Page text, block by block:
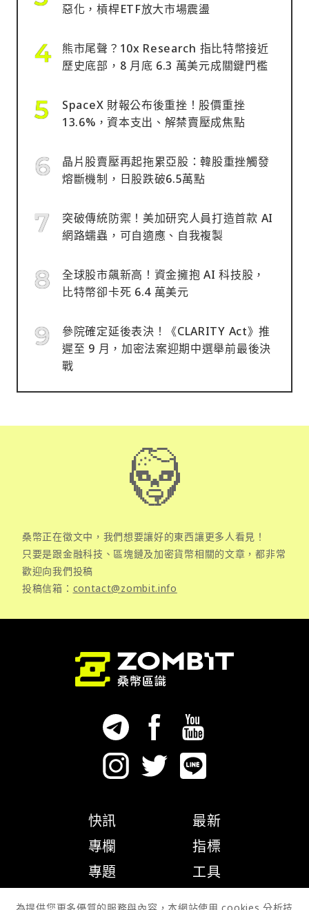
惡化，槓桿ETF放大市場震盪
熊市尾聲？10x Research 指比特幣接近
歷史底部，8 月底 6.3 萬美元成關鍵門檻
SpaceX 財報公布後重挫！股價重挫
13.6%，資本支出、解禁賣壓成焦點
晶片股賣壓再起拖累亞股：韓股重挫觸發
熔斷機制，日股跌破6.5萬點
突破傳統防禦！美加研究人員打造首款 AI
網路蠕蟲，可自適應、自我複製
全球股市飆新高！資金擁抱 AI 科技股，
比特幣卻卡死 6.4 萬美元
參院確定延後表決！《CLARITY Act》推
遲至 9 月，加密法案迎期中選舉前最後決
戰
桑幣正在徵文中，我們想要讓好的東西讓更多人看見！
只要是跟金融科技、區塊鏈及加密貨幣相關的文章，都非常
歡迎向我們投稿
投稿信箱： contact@zombit.info
快訊
專欄
專題
最新
指標
工具